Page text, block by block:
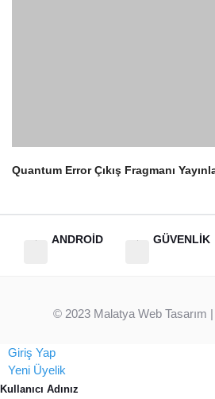
Quantum Error Çıkış Fragmanı
ANDROİD GÜVENLİK
© 2023 Malatya Web Tasarım
Giriş Yap
Yeni Üyelik
Kullanıcı Adınız